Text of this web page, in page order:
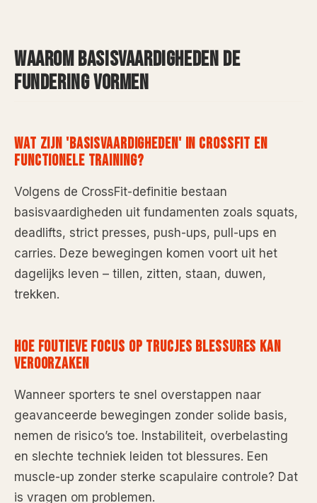
WAAROM BASISVAARDIGHEDEN DE
FUNDERING VORMEN
WAT ZIJN 'BASISVAARDIGHEDEN' IN CROSSFIT EN
FUNCTIONELE TRAINING?
Volgens de CrossFit-definitie bestaan
basisvaardigheden uit fundamenten zoals squats,
deadlifts, strict presses, push-ups, pull-ups en
carries. Deze bewegingen komen voort uit het
dagelijks leven – tillen, zitten, staan, duwen,
trekken.
HOE FOUTIEVE FOCUS OP TRUCJES BLESSURES KAN
VEROORZAKEN
Wanneer sporters te snel overstappen naar
geavanceerde bewegingen zonder solide basis,
nemen de risico’s toe. Instabiliteit, overbelasting
en slechte techniek leiden tot blessures. Een
muscle-up zonder sterke scapulaire controle? Dat
is vragen om problemen.